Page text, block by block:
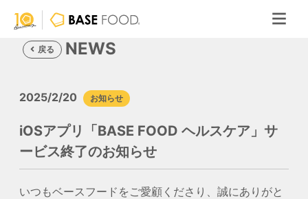
戻る NEWS
2025/2/20 お知らせ
iOSアプリ「BASE FOOD ヘルスケア」サ
ービス終了のお知らせ
いつもベースフードをご愛顧くださり、誠にありがと